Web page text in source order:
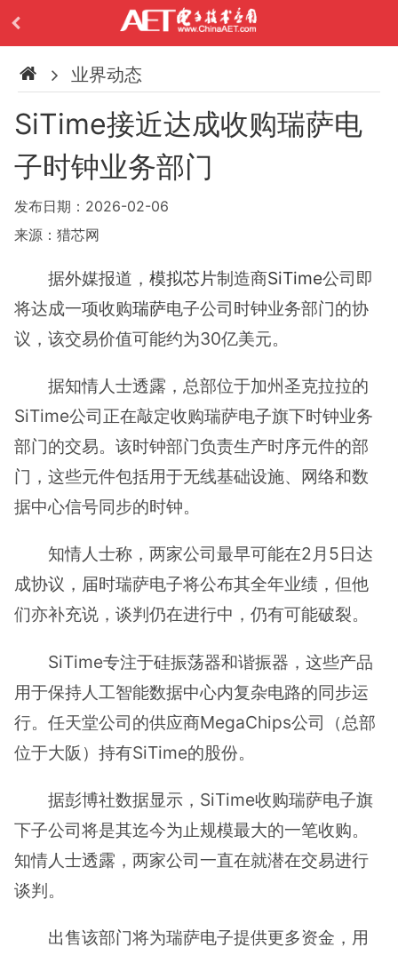
业界动态
SiTime接近达成收购瑞萨电
子时钟业务部门
发布日期：2026-02-06
来源：猎芯网
据外媒报道，模拟芯片制造商SiTime公司即
将达成一项收购瑞萨电子公司时钟业务部门的协
议，该交易价值可能约为30亿美元。
据知情人士透露，总部位于加州圣克拉拉的
SiTime公司正在敲定收购瑞萨电子旗下时钟业务
部门的交易。该时钟部门负责生产时序元件的部
门，这些元件包括用于无线基础设施、网络和数
据中心信号同步的时钟。
知情人士称，两家公司最早可能在2月5日达
成协议，届时瑞萨电子将公布其全年业绩，但他
们亦补充说，谈判仍在进行中，仍有可能破裂。
SiTime专注于硅振荡器和谐振器，这些产品
用于保持人工智能数据中心内复杂电路的同步运
行。任天堂公司的供应商MegaChips公司（总部
位于大阪）持有SiTime的股份。
据彭博社数据显示，SiTime收购瑞萨电子旗
下子公司将是其迄今为止规模最大的一笔收购。
知情人士透露，两家公司一直在就潜在交易进行
谈判。
出售该部门将为瑞萨电子提供更多资金，用